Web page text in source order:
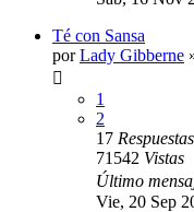
Té con Sansa
porLady Gibberne
1
2
17 Respuestas
71542 Vistas
Último
Vie, 20 Sep